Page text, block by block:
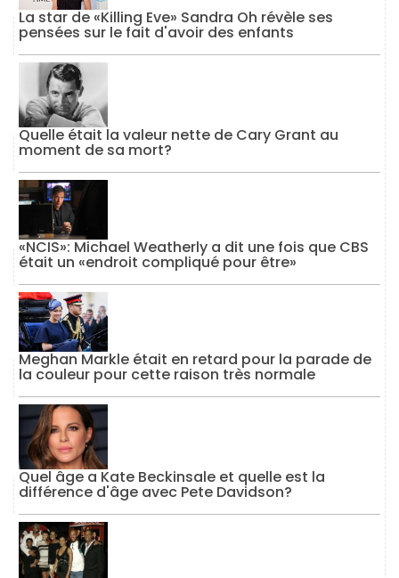
La star de «Killing Eve» Sandra Oh révèle ses
pensées sur le fait d'avoir des enfants
Quelle était la valeur nette de Cary Grant au
moment de sa mort?
«NCIS»: Michael Weatherly a dit une fois que CBS
était un «endroit compliqué pour être»
Meghan Markle était en retard pour la parade de
la couleur pour cette raison très normale
Quel âge a Kate Beckinsale et quelle est la
différence d'âge avec Pete Davidson?